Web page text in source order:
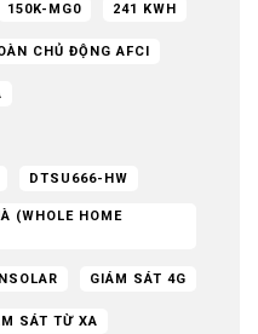
150K-MG0 241 KWH
CHỦ ĐỘNG AFCI
DTSU666-HW
(WHOLE HOME
GIÁM SÁT 4G
SÁT TỪ XA